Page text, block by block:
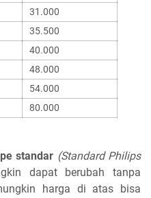
31.000
35.500
40.000
48.000
54.000
80.000
standar (Standard Philips
dapat berubah tanpa
harga di atas bisa